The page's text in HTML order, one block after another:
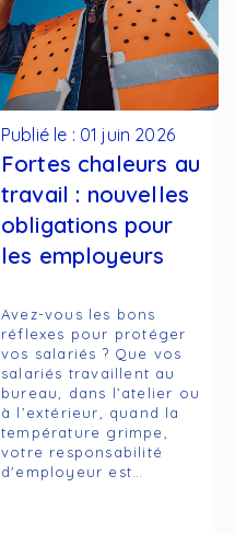
Publié le : 01 juin 2026
Fortes chaleurs au
travail : nouvelles
obligations pour
les employeurs
Avez-vous les bons
réflexes pour protéger
vos salariés ? Que vos
salariés travaillent au
bureau, dans l’atelier ou
à l’extérieur, quand la
température grimpe,
votre responsabilité
d'employeur est…